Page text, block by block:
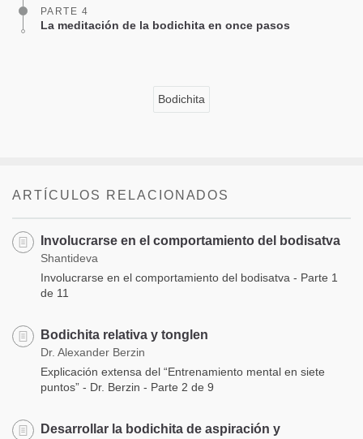
PARTE 4
La meditación de la bodichita en once pasos
Bodichita
ARTÍCULOS RELACIONADOS
Involucrarse en el comportamiento del bodisatva
Shantideva
Involucrarse en el comportamiento del bodisatva - Parte 1
de 11
Bodichita relativa y tonglen
Dr. Alexander Berzin
Explicación extensa del “Entrenamiento mental en siete
puntos” - Dr. Berzin - Parte 2 de 9
Desarrollar la bodichita de aspiración y